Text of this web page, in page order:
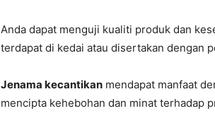
Anda dapat menguji kualiti produk dan
terdapat di kedai atau disertakan dengan
Jenama kecantikan mendapat manfaat
mencipta kehebohan dan minat terhadap